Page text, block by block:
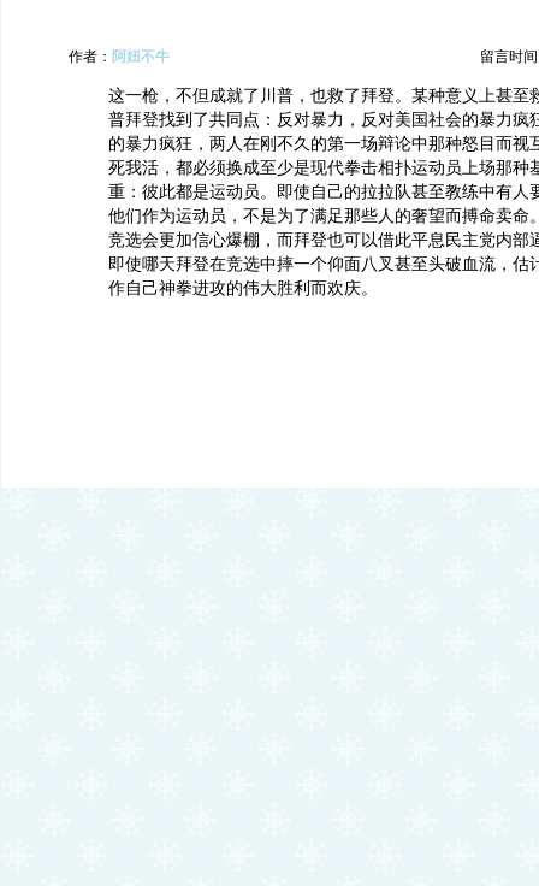
作者： 阿妞不牛 留言时间
这一枪，不但成就了川普，也救了拜登。某种意义上甚至
普拜登找到了共同点：反对暴力，反对美国社会的暴力疯
的暴力疯狂，两人在刚不久的第一场辩论中那种怒目而视
死我活，都必须换成至少是现代拳击相扑运动员上场那种
重：彼此都是运动员。即使自己的拉拉队甚至教练中有人
他们作为运动员，不是为了满足那些人的奢望而搏命卖命
竞选会更加信心爆棚，而拜登也可以借此平息民主党内部
即使哪天拜登在竞选中摔一个仰面八叉甚至头破血流，估
作自己神拳进攻的伟大胜利而欢庆。